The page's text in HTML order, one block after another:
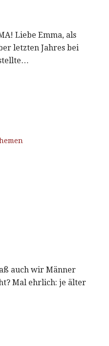
Liebe Emma, als
letzten Jahres bei
auch wir Männer
Mal ehrlich: je älter